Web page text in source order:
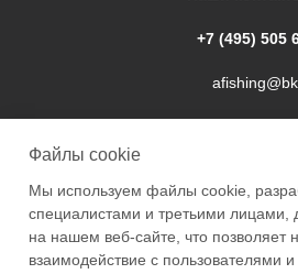
+7 (495) 505
Файлы cookie
Мы используем файлы cookie,
специалистами и третьими лицами,
на нашем веб-сайте, что позволяет
взаимодействие с пользователями и